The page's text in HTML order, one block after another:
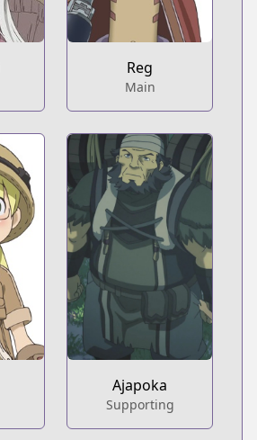
Reg
Main
Ajapoka
Supporting